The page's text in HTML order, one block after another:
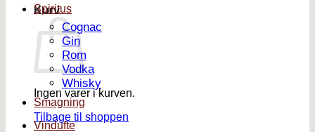
Kurv
Ingen varer i kurven.
Tilbage til shoppen
Spiritus
Cognac
Gin
Rom
Vodka
Whisky
Smagning
Vindufte